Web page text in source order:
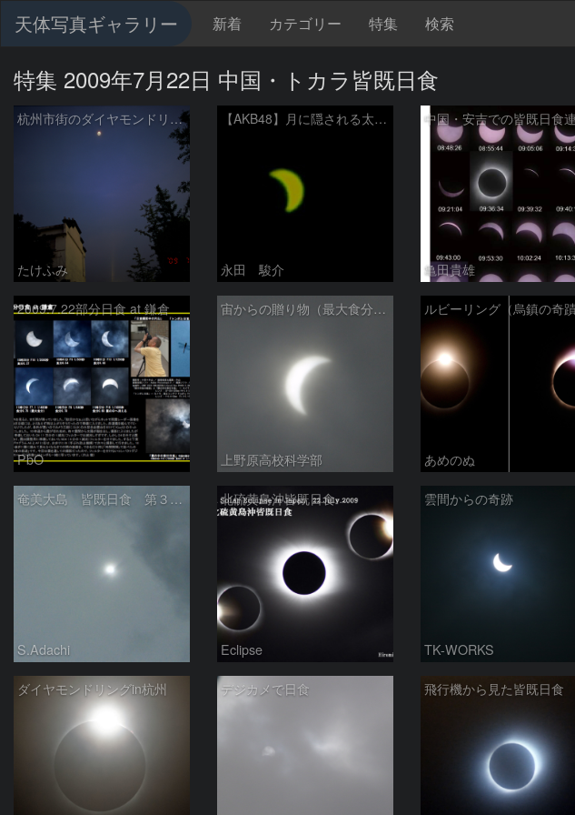
天体写真ギャラリー 新着 カテゴリー 特集 検索
特集 2009年7月22日 中国・トカラ皆既日食
杭州市街のダイヤモンドリング
たけふみ
【AKB48】月に隠される太陽（New画像処理版）
永田 駿介 亀田貴雄
2009.7.22部分日食 at 鎌倉
PbO
宙からの贈り物（最大食分0.76)
上野原高校科学部
ルビーリング（烏鎮の奇蹟
あめのぬ
奄美大島 皆既日食 第３接触7分後の影のスジ
S.Adachi
北硫黄島沖皆既日食
Eclipse
雲間からの奇跡
TK-WORKS
ダイヤモンドリングin杭州 デジカメで日食 飛行機から見た皆既日食